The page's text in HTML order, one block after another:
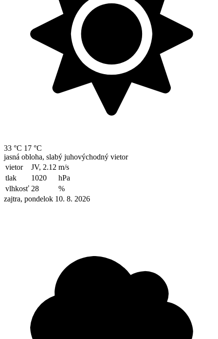
33 °C 17 °C
jasná obloha, slabý juhovýchodný vietor
vietor
JV, 2.12 m/s
tlak
1020
hPa
vlhkosť 28
%
zajtra, pondelok 10. 8. 2026